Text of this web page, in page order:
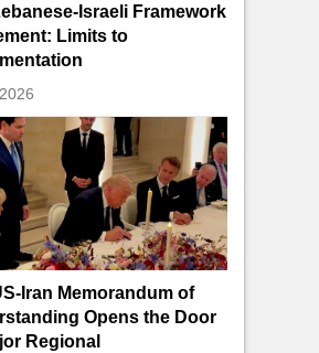
Israeli Framework
Limits to
Iran Memorandum of
Opens the Door
Regional